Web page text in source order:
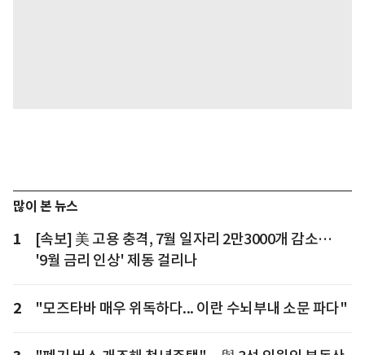
많이 본 뉴스
1
[속보] 美 고용 충격, 7월 일자리 2만3000개 감소…
'9월 금리 인상' 제동 걸리나
2 "모즈타바 매우 위독하다... 이란 수뇌부내 소문 파다"